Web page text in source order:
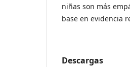
niñas son más
base en evidencia
Descargas